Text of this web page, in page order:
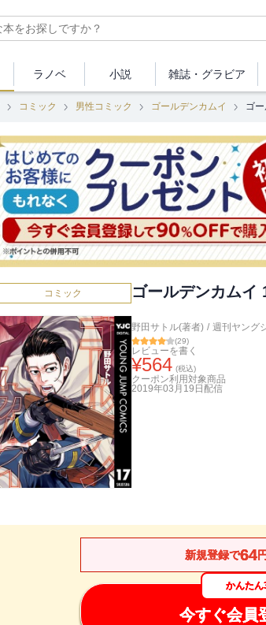
ラノベ 小説 雑誌・ グラビア
コミック 男性コミック ゴールデンカムイ ゴ
コミック ゴールデンカムイ
野田サトル(著者) / 週刊ヤング
(29)
レビューを書く
¥564 (税込)
クーポン利用対象商品
2019年03月19日 配信
新規登録で64
かんたん
今すぐ会員